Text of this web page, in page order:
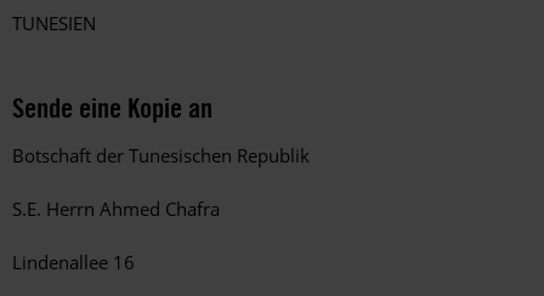
TUNESIEN
Sende eine Kopie an
Botschaft der Tunesischen Republik
S.E. Herrn Ahmed Chafra
Lindenallee 16